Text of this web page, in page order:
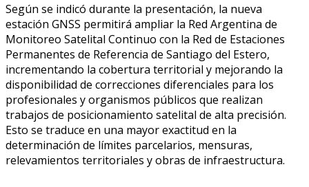
Según se indicó durante la presentación, la nueva
estación GNSS permitirá ampliar la Red Argentina de
Monitoreo Satelital Continuo con la Red de Estaciones
Permanentes de Referencia de Santiago del Estero,
incrementando la cobertura territorial y mejorando la
disponibilidad de correcciones diferenciales para los
profesionales y organismos públicos que realizan
trabajos de posicionamiento satelital de alta precisión.
Esto se traduce en una mayor exactitud en la
determinación de límites parcelarios, mensuras,
relevamientos territoriales y obras de infraestructura.